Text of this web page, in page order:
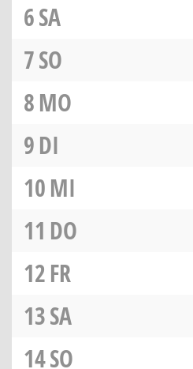
6SA
7SO
8MO
9DI
10MI
11 DO
12FR
13SA
14SO